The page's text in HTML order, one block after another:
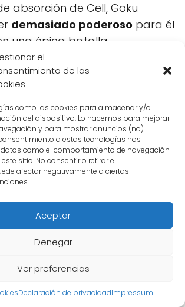
el
de las
como las cookies para almacenar y/o
del dispositivo. Lo hacemos para mejorar
y para mostrar anuncios (no)
a estas tecnologías nos
como el comportamiento de navegación
sitio. No consentir o retirar el
afectar negativamente a ciertas
Aceptar
Denegar
Ver preferencias
Declaración de privacidadImpressum
absorción de Cell, Goku
demasiado poderoso para él
una épica batalla.
en su fase 5. Aunque Buu
resistencia y habilidades de
Goku lo supera con su
sobrehumanas
en una intensa pelea.
guerrero del Universo 11, se
último desafío para Goku en
de la imponente fuerza y
de esta nueva forma y